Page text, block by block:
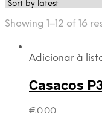
Showing 1–12 of 16
Adicionar à
Casacos